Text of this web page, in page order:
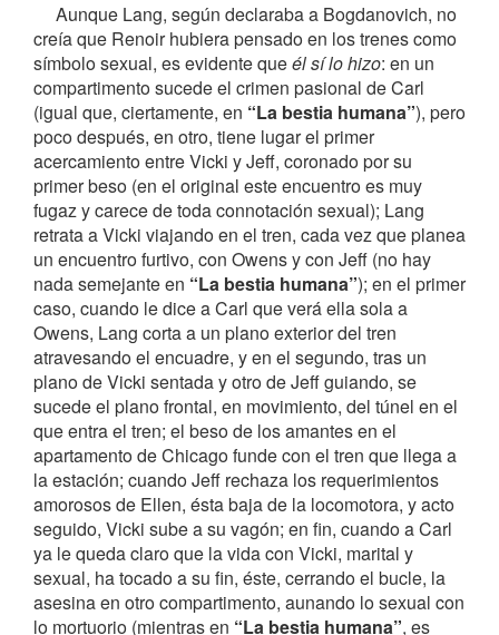
Aunque Lang, según declaraba a Bogdanovich, no
creía que Renoir hubiera pensado en los trenes como
símbolo sexual, es evidente queél sí lo hizo: en un
compartimento sucede el crimen pasional de Carl
(igual que, ciertamente, en “La bestia humana”), pero
poco después, en otro, tiene lugar el primer
acercamiento entre Vicki y Jeff, coronado por su
primer beso (en el original este encuentro es muy
fugaz y carece de toda connotación sexual); Lang
retrata a Vicki viajando en el tren, cada vez que planea
un encuentro furtivo, con Owens y con Jeff (no hay
nada semejante en “La bestia humana”); en el primer
caso, cuando le dice a Carl que verá ella sola a
Owens, Lang corta a un plano exterior del tren
atravesando el encuadre, y en el segundo, tras un
plano de Vicki sentada y otro de Jeff guiando, se
sucede el plano frontal, en movimiento, del túnel en el
que entra el tren; el beso de los amantes en el
apartamento de Chicago funde con el tren que llega a
la estación; cuando Jeff rechaza los requerimientos
amorosos de Ellen, ésta baja de la locomotora, y acto
seguido, Vicki sube a su vagón; en fin, cuando a Carl
ya le queda claro que la vida con Vicki, marital y
sexual, ha tocado a su fin, éste, cerrando el bucle, la
asesina en otro compartimento, aunando lo sexual con
lo mortuorio (mientras en “La bestia humana”, es